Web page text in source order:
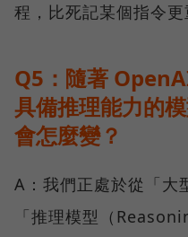
程，比死記某個指令更
Q5：隨著
具備推理能力的
會怎麼變？
A：我們正處於從「大
「推理模型（